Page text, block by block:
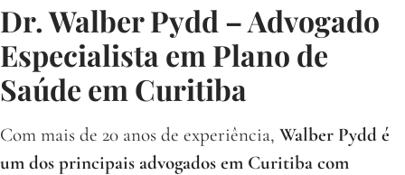
Dr. Walber Pydd – Advogado
Especialista em Plano de
Saúde em Curitiba
Com mais de 20 anos de experiência, Walber Pydd é
um dos principais advogados em Curitiba com